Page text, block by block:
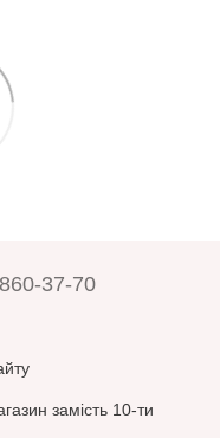
37-70
замість 10-ти